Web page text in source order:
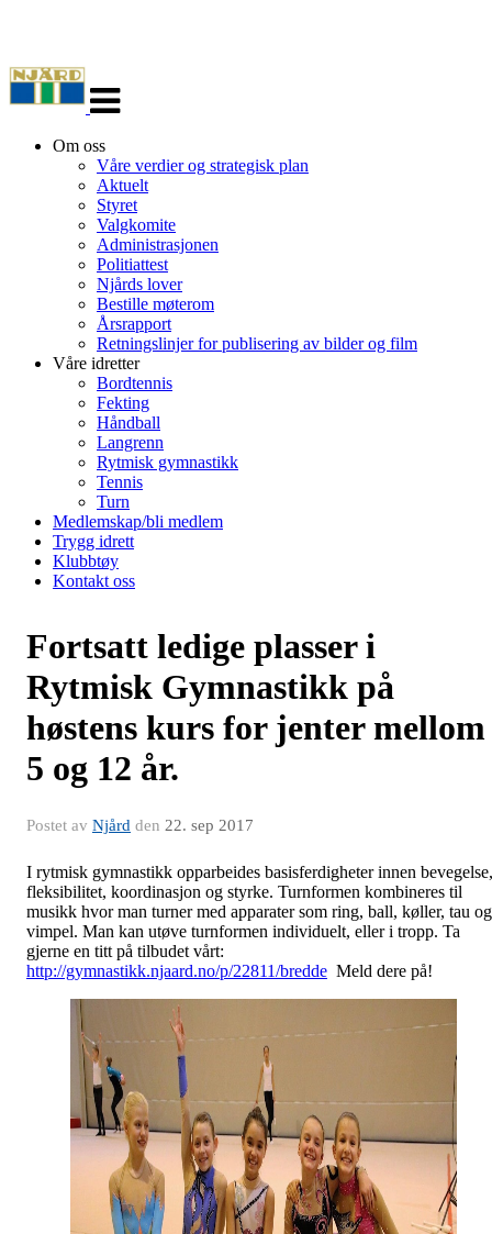
navigasjon
Om oss
Våre verdier og strategisk plan
Aktuelt
Styret
Valgkomite
Administrasjonen
Politiattest
Njårds lover
Bestille møterom
Årsrapport
Retningslinjer for publisering av bilder og film
Våre idretter
Bordtennis
Fekting
Håndball
Langrenn
Rytmisk gymnastikk
Tennis
Turn
Medlemskap/bli medlem
Trygg idrett
Klubbtøy
Kontakt oss
Fortsatt ledige plasser i
Rytmisk Gymnastikk på
høstens kurs for jenter mellom
5 og 12 år.
Postet av Njård den 22. sep 2017
I rytmisk gymnastikk opparbeides basisferdigheter innen bevegelse,
fleksibilitet, koordinasjon og styrke. Turnformen kombineres til
musikk hvor man turner med apparater som ring, ball, køller, tau og
vimpel. Man kan utøve turnformen individuelt, eller i tropp. Ta
gjerne en titt på tilbudet vårt:
http://gymnastikk.njaard.no/p/22811/bredde Meld dere på!